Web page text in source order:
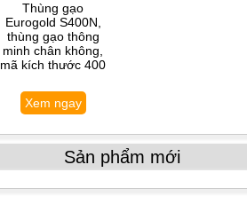
Thùng gạo
Eurogold S400N,
thùng gạo thông
minh chân không,
mã kích thước 400
Xem ngay
Sản phẩm mới